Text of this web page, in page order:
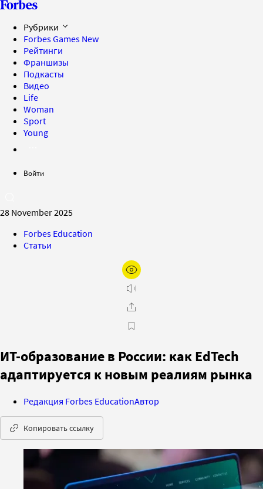
Рубрики
Forbes Games New
Рейтинги
Франшизы
Подкасты
Видео
Life
Woman
Sport
Young
Войти
28 November 2025
Forbes Education
Статьи
ИТ-образование в России: как EdTech
адаптируется к новым реалиям рынка
Редакция Forbes EducationАвтор
Копировать ссылку